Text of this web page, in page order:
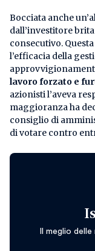
Bocciata anche
dall’investitore
consecutivo.
l’efficacia della
lavoro forzato e
azionisti l’aveva
maggioranza ha
consiglio di
di votare contro
Il meglio